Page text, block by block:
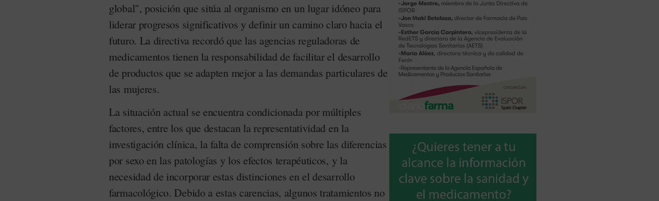
global", posición que sitúa al organismo en un lugar idóneo para
liderar progresos significativos y definir un camino claro hacia el
futuro. La directiva recordó que las agencias reguladoras de
medicamentos tienen la responsabilidad de facilitar el desarrollo
de productos que se adapten mejor a las demandas particulares de
las mujeres.
La situación actual se encuentra condicionada por múltiples
factores, entre los que destacan la representatividad en la
investigación clínica, la falta de comprensión sobre las diferencias
por sexo en las patologías y los efectos terapéuticos, y la
necesidad de incorporar estas distinciones en el desarrollo
farmacológico. Debido a estas carencias, algunos tratamientos no